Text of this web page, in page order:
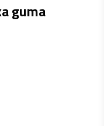
guma